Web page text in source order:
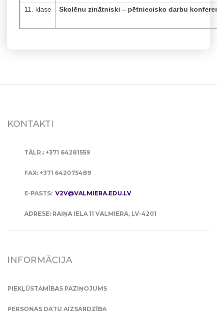
11. klase Skolēnu zinātniski – pētniecisko darbu
KONTAKTI
TĀLR.: +371 64281559
FAX: +371 642075489
E-PASTS: V2V@VALMIERA.EDU.LV
ADRESE: RAIŅA IELA 11 VALMIERA, LV-4201
INFORMĀCIJA
PIEKĻŪSTAMĪBAS PAZIŅOJUMS
PERSONAS DATU AIZSARDZĪBA